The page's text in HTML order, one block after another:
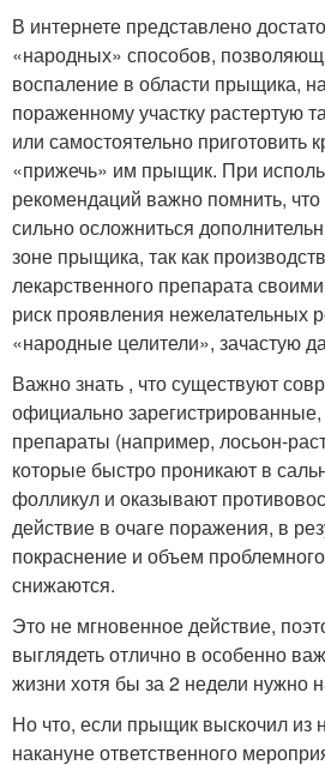
В интернете представлено
«народных» способов,
воспаление в области прыщика,
пораженному участку растертую
или самостоятельно приготовить
«прижечь» им прыщик. При
рекомендаций важно помнить, что
сильно осложниться
зоне прыщика, так как
лекарственного препарата
риск проявления нежелательных
«народные целители», зачастую
Важно знать , что существуют
официально
препараты (например, лосьон-
которые быстро проникают в
фолликул и оказывают
действие в очаге поражения, в
покраснение и объем
снижаются.
Это не мгновенное действие,
выглядеть отлично в особенно
жизни хотя бы за 2 недели нужно
Но что, если прыщик выскочил из
накануне ответственного